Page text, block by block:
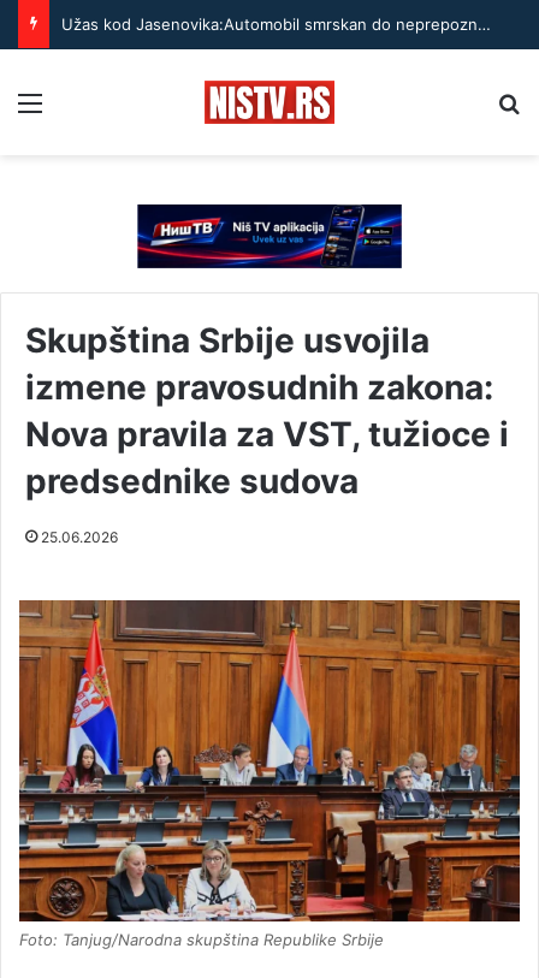
Užas kod Jasenovika:Automobil smrskan do neprepoznatljivosti, točak odleteo – strahuje se da ima teško povređenih
Skupština Srbije usvojila
izmene pravosudnih zakona:
Nova pravila za VST, tužioce i
predsednike sudova
25.06.2026
Foto: Tanjug/Narodna skupština Republike Srbije